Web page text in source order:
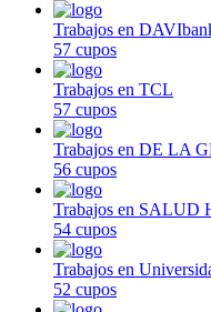
Trabajos en
57 cupos
Trabajos en TCL
57 cupos
Trabajos en DE LA
56 cupos
Trabajos en SALUD
54 cupos
Trabajos en
52 cupos